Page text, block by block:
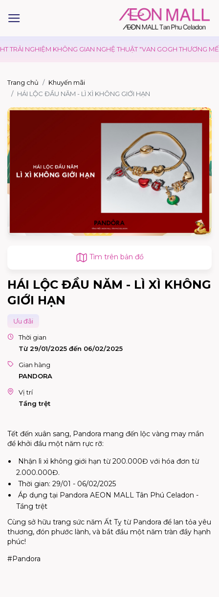
NGHIỆM KHÔNG GIAN NGHỆ THUẬT "VAN GOGH THƯƠNG MẾN"
Trang chủ
Khuyến mãi
HÁI LỘC ĐẦU NĂM - LÌ XÌ KHÔNG GIỚI HẠN
Tìm trên bản đồ
HÁI LỘC ĐẦU NĂM - LÌ XÌ KHÔNG
GIỚI HẠN
Ưu đãi
Thời gian
Từ 29/01/2025 đến 06/02/2025
Gian hàng
PANDORA
Vị trí
Tầng trệt
Tết đến xuân sang, Pandora mang đến lộc vàng may mắn
để khởi đầu một năm rực rỡ:
Nhận lì xì không giới hạn từ 200.000Đ với hóa đơn từ
2.000.000Đ.
Thời gian: 29/01 - 06/02/2025
Áp dụng tại Pandora AEON MALL Tân Phú Celadon -
Tầng trệt
Cùng sở hữu trang sức năm Ất Tỵ từ Pandora để lan tỏa yêu
thương, đón phước lành, và bắt đầu một năm tràn đầy hạnh
phúc!
#Pandora